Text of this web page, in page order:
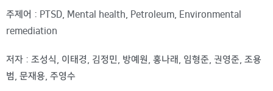
주제어 : PTSD, Mental health, Petroleum, Environmental
remediation
저자 : 조성식, 이태경, 김정민, 방예원, 홍나래, 임형준, 권영준, 조용
범, 문재용, 주영수